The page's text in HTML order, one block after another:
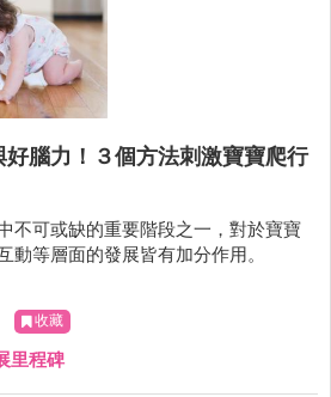
好腦力！３個方法刺激寶寶爬行
不可或缺的重要階段之一，對於寶寶
動等層面的發展皆有加分作用。
收藏
里程碑